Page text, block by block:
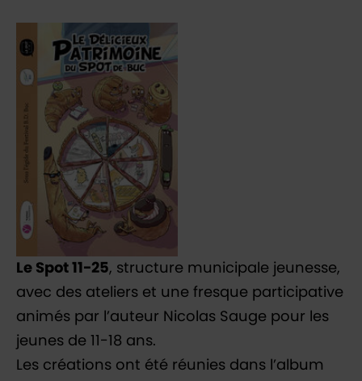
Le Spot 11-25, structure municipale jeunesse,
avec des ateliers et une fresque participative
animés par l’auteur Nicolas Sauge pour les
jeunes de 11-18 ans.
Les créations ont été réunies dans l’album